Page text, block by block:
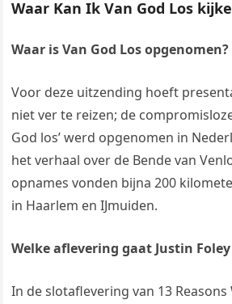
Waar Kan Ik Van God Los
Waar is Van God Los opgenomen?
Voor deze uitzending hoeft
niet ver te reizen; de
God los’ werd opgenomen in
het verhaal over de Bende van
opnames vonden bijna 200
in Haarlem en IJmuiden.
Welke aflevering gaat Justin
In de slotaflevering van 13